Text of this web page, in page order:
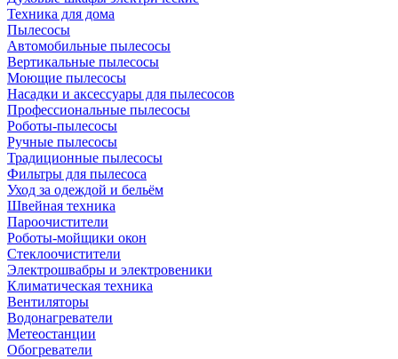
Техника для дома
Пылесосы
Автомобильные пылесосы
Вертикальные пылесосы
Моющие пылесосы
Насадки и аксессуары для пылесосов
Профессиональные пылесосы
Роботы-пылесосы
Ручные пылесосы
Традиционные пылесосы
Фильтры для пылесоса
Уход за одеждой и бельём
Швейная техника
Пароочистители
Роботы-мойщики окон
Стеклоочистители
Электрошвабры и электровеники
Климатическая техника
Вентиляторы
Водонагреватели
Метеостанции
Обогреватели